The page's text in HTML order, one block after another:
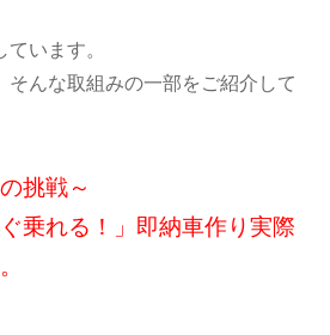
います。
そんな取組みの一部をご紹介して
挑戦～
乗れる！」即納車作り実際